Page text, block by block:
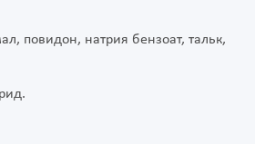
повидон, натрия бензоат, тальк,